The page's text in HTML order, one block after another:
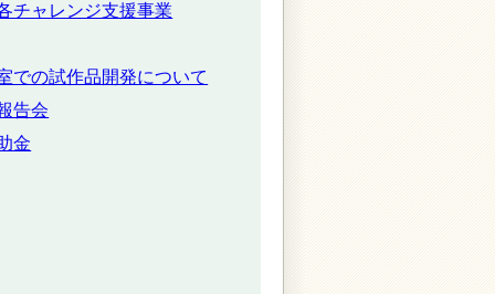
チャレンジ支援事業
での試作品開発について
告会
金